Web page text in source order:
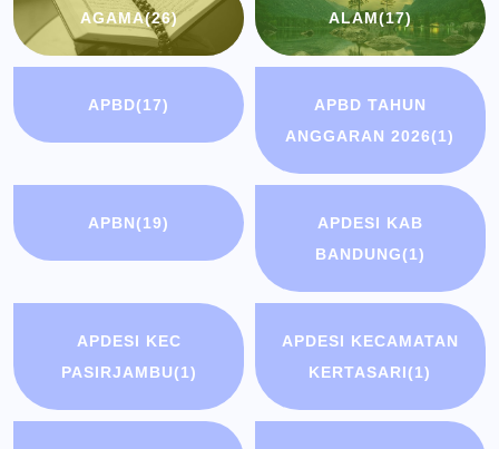
AGAMA(26) ALAM(17)
APBD(17)
APBD TAHUN
ANGGARAN 2026(1)
APBN(19)
APDESI KAB
BANDUNG(1)
APDESI KEC
PASIRJAMBU(1)
APDESI KECAMATAN
KERTASARI(1)